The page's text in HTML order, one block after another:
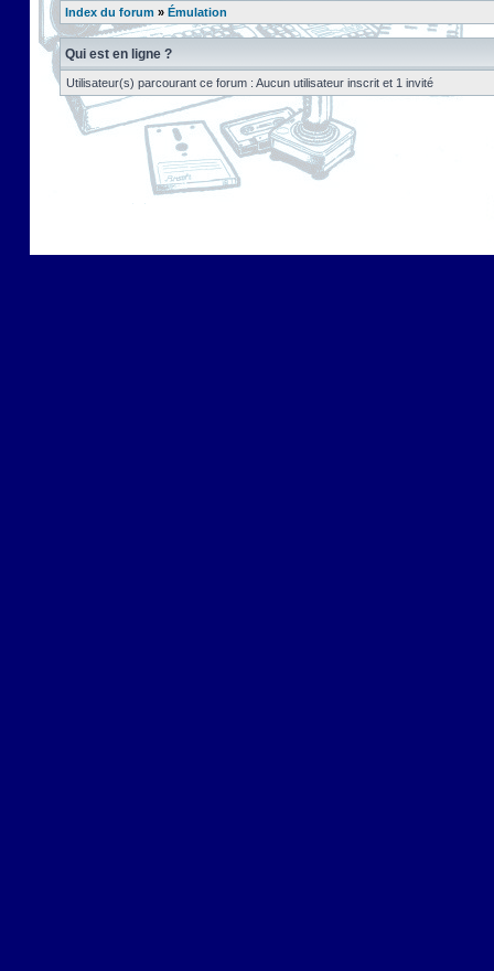
Index du forum » Émulation
Qui est en ligne ?
Utilisateur(s) parcourant ce forum : Aucun utilisateur inscrit et 1 invité